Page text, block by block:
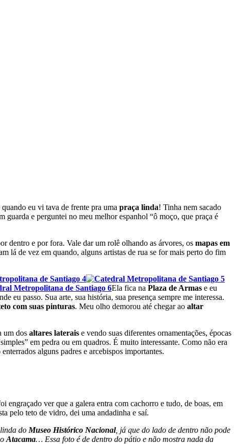
eu vi tava de frente pra uma praça linda! Tinha nem sacado
e perguntei no meu melhor espanhol “ô moço, que praça é
dentro e por fora. Vale dar um rolê olhando as árvores, os mapas em
lá de vez em quando, alguns artistas de rua se for mais perto do fim
Ela fica na Plaza de Armas e eu
eu passo. Sua arte, sua história, sua presença sempre me interessa.
com suas pinturas. Meu olho demorou até chegar ao altar
um dos altares laterais e vendo suas diferentes ornamentações, épocas
em pedra ou em quadros. É muito interessante. Como não era
enterrados alguns padres e arcebispos importantes.
ver que a galera entra com cachorro e tudo, de boas, em
pelo teto de vidro, dei uma andadinha e saí.
do Museo Histórico Nacional, já que do lado de dentro não pode
Atacama… Essa foto é de dentro do pátio e não mostra nada da